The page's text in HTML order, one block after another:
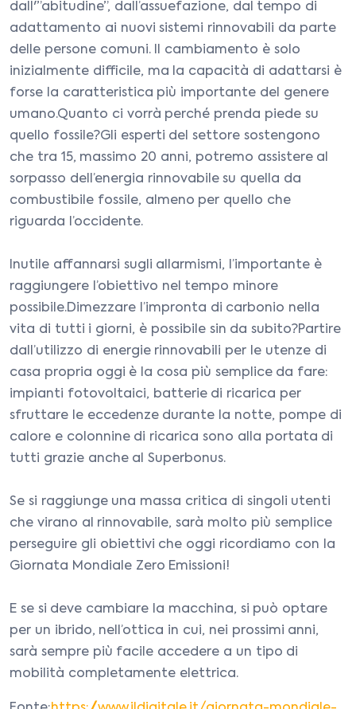
dall'”abitudine”, dall’assuefazione, dal tempo di
adattamento ai nuovi sistemi rinnovabili da parte
delle persone comuni. Il cambiamento è solo
inizialmente difficile, ma la capacità di adattarsi è
forse la caratteristica più importante del genere
umano.Quanto ci vorrà perché prenda piede su
quello fossile?Gli esperti del settore sostengono
che tra 15, massimo 20 anni, potremo assistere al
sorpasso dell’energia rinnovabile su quella da
combustibile fossile, almeno per quello che
riguarda l’occidente.
Inutile affannarsi sugli allarmismi, l’importante è
raggiungere l’obiettivo nel tempo minore
possibile.Dimezzare l’impronta di carbonio nella
vita di tutti i giorni, è possibile sin da subito?Partire
dall’utilizzo di energie rinnovabili per le utenze di
casa propria oggi è la cosa più semplice da fare:
impianti fotovoltaici, batterie di ricarica per
sfruttare le eccedenze durante la notte, pompe di
calore e colonnine di ricarica sono alla portata di
tutti grazie anche al Superbonus.
Se si raggiunge una massa critica di singoli utenti
che virano al rinnovabile, sarà molto più semplice
perseguire gli obiettivi che oggi ricordiamo con la
Giornata Mondiale Zero Emissioni!
E se si deve cambiare la macchina, si può optare
per un ibrido, nell’ottica in cui, nei prossimi anni,
sarà sempre più facile accedere a un tipo di
mobilità completamente elettrica.